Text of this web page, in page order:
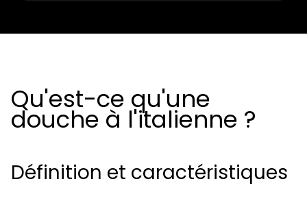
Qu'est-ce qu'une
douche à l'italienne ?
Définition et caractéristiques